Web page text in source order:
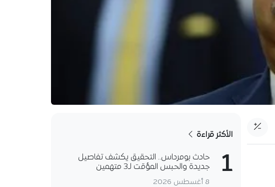
الأكثر قراءة
1
حادث بومرداس.. التحقيق يكشف تفاصيل
جديدة والحبس المؤقت لـ3 متهمين
8 أغسطس 2026